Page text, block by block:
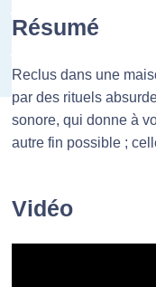
Résumé
Reclus dans une
par des rituels
sonore, qui donne à
autre fin possible ;
Vidéo